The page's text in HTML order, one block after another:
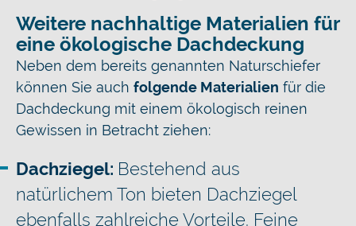
Weitere nachhaltige Materialien für
eine ökologische Dachdeckung
Neben dem bereits genannten Naturschiefer
können Sie auch folgende Materialien für die
Dachdeckung mit einem ökologisch reinen
Gewissen in Betracht ziehen:
Dachziegel: Bestehend aus
natürlichem Ton bieten Dachziegel
ebenfalls zahlreiche Vorteile. Feine